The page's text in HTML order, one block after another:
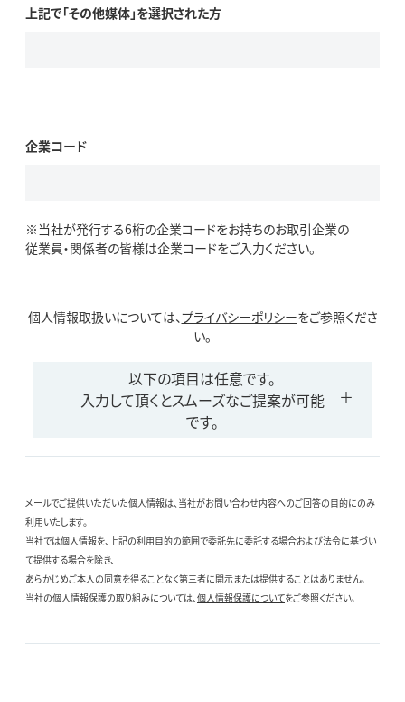
上記で「その他媒体」を選択された方
企業コード
※当社が発行する6桁の企業コードをお持ちのお取引企業の
従業員・関係者の皆様は企業コードをご入力ください。
個人情報取扱いについては、プライバシーポリシーをご参照くださ
い。
以下の項目は任意です。
入力して頂くとスムーズなご提案が可能
です。
メールでご提供いただいた個人情報は、当社がお問い合わせ内容へのご回答の目的にのみ
利用いたします。
当社では個人情報を、上記の利用目的の範囲で委託先に委託する場合および法令に基づい
て提供する場合を除き、
あらかじめご本人の同意を得ることなく第三者に開示または提供することはありません。
当社の個人情報保護の取り組みについては、個人情報保護についてをご参照ください。